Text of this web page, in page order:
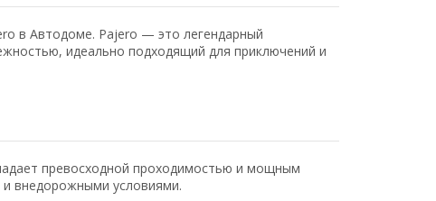
в Автодоме. Pajero — это легендарный
идеально подходящий для приключений и
превосходной проходимостью и мощным
внедорожными условиями.